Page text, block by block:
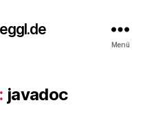
Menü
javadoc